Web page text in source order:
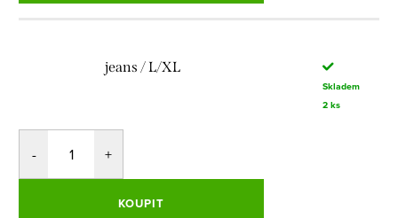
jeans / L/XL
Skladem
2 ks
KOUPIT